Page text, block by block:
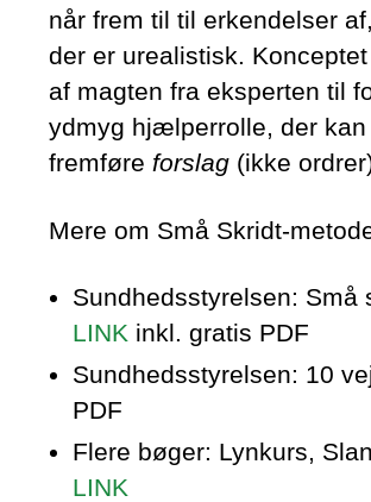
når frem til til erkendelser
der er urealistisk.
af magten fra eksperten til
ydmyg hjælperrolle, der
fremføre forslag (ikke
Mere om Små Skridt-
Sundhedsstyrelsen:
LINK inkl. gratis PDF
Sundhedsstyrelsen: 10
PDF
Flere bøger: Lynkurs,
LINK